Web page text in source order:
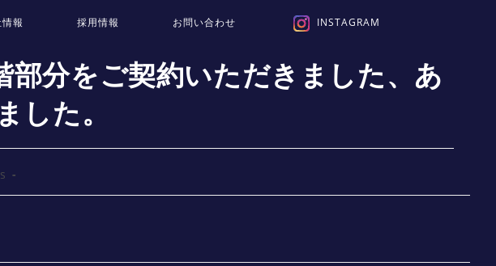
報 採用情報 お問い合わせ INSTAGRAM
部分をご契約いただきました、あ
した。